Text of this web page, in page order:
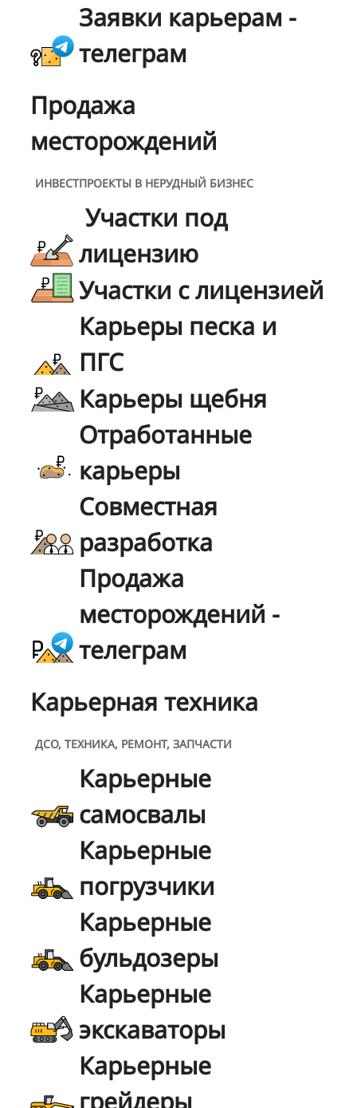
Заявки карьерам -
телеграм
Продажа
месторождений
ИНВЕСТПРОЕКТЫ В НЕРУДНЫЙ БИЗНЕС
Участки под
лицензию
Участки с лицензией
Карьеры песка и
ПГС
Карьеры щебня
Отработанные
карьеры
Совместная
разработка
Продажа
месторождений -
телеграм
Карьерная техника
ДСО, ТЕХНИКА, РЕМОНТ, ЗАПЧАСТИ
Карьерные
самосвалы
Карьерные
погрузчики
Карьерные
бульдозеры
Карьерные
экскаваторы
Карьерные
грейдеры